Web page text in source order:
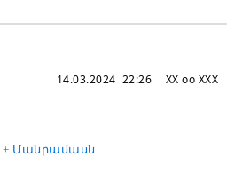
+ Մանրամասն
XX oo XXX
14.03.2024 22:26